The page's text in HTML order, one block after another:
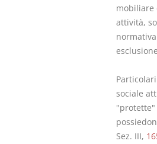
mobiliare
attività,
sociale
"protette"
Sez. III,